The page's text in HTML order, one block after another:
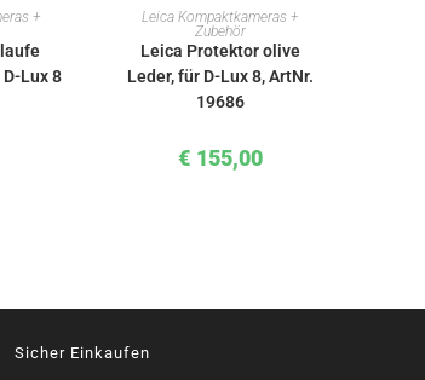
+
Lux 8
IN DEN WARENKORB
Leica Kompaktkameras +
Zubehör
Leica Protektor olive
Leder, für D-Lux 8, ArtNr.
19686
€ 155,00
Sicher Einkaufen